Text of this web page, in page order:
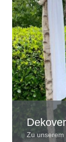
Zu unserem